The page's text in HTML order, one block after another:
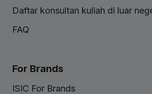
Daftar konsultan kuliah di luar
FAQ
For Brands
ISIC For Brands